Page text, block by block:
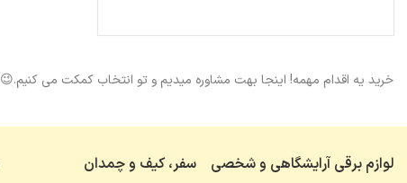
خرید یه اقدام مهمه! اینجا بهت مشاوره میدیم و تو انتخاب کمکت می کنیم.😉
لوازم برقی آرایشگاهی و شخصی سفر، کیف و چمدان